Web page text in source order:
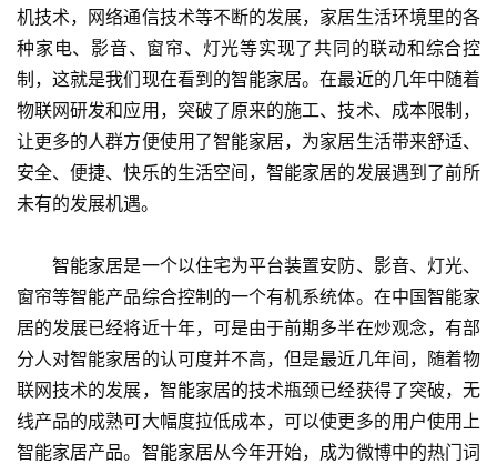
机技术，网络通信技术等不断的发展，家居生活环境里的各
种家电、影音、窗帘、灯光等实现了共同的联动和综合控
制，这就是我们现在看到的智能家居。在最近的几年中随着
物联网研发和应用，突破了原来的施工、技术、成本限制，
让更多的人群方便使用了智能家居，为家居生活带来舒适、
安全、便捷、快乐的生活空间，智能家居的发展遇到了前所
未有的发展机遇。
智能家居是一个以住宅为平台装置安防、影音、灯光、
窗帘等智能产品综合控制的一个有机系统体。在中国智能家
居的发展已经将近十年，可是由于前期多半在炒观念，有部
分人对智能家居的认可度并不高，但是最近几年间，随着物
联网技术的发展，智能家居的技术瓶颈已经获得了突破，无
线产品的成熟可大幅度拉低成本，可以使更多的用户使用上
智能家居产品。智能家居从今年开始，成为微博中的热门词